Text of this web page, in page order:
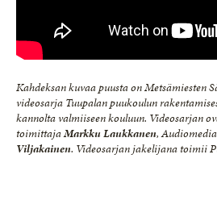
Kahdeksan kuvaa puusta on Metsämiesten
videosarja Tuupalan puukoulun
kannolta valmiiseen kouluun. Videosarjan
toimittajaMarkku Laukkanen,
Viljakainen. Videosarjan jakelijana toimii